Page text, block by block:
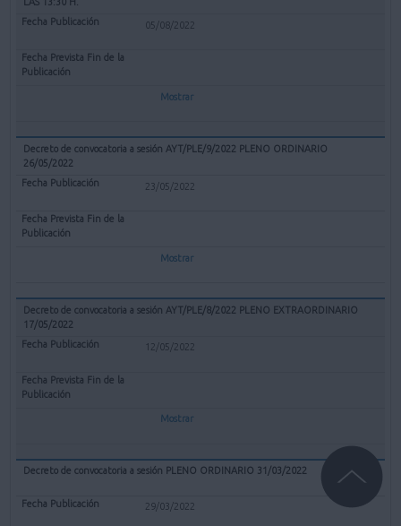
05/08/2022
Mostrar
Decreto de convocatoria a sesión AYT/PLE/9/2022 PLENO ORDINARIO
26/05/2022
23/05/2022
Mostrar
Decreto de convocatoria a sesión AYT/PLE/8/2022 PLENO EXTRAORDINARIO
17/05/2022
12/05/2022
Mostrar
Decreto de convocatoria a sesión PLENO ORDINARIO 31/03/2022
29/03/2022